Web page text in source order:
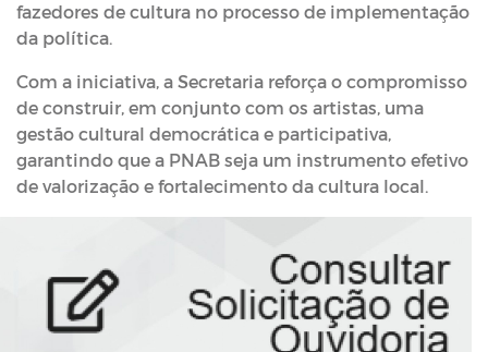
fazedores de cultura no processo de implementação
da política.
Com a iniciativa, a Secretaria reforça o compromisso
de construir, em conjunto com os artistas, uma
gestão cultural democrática e participativa,
garantindo que a PNAB seja um instrumento efetivo
de valorização e fortalecimento da cultura local.